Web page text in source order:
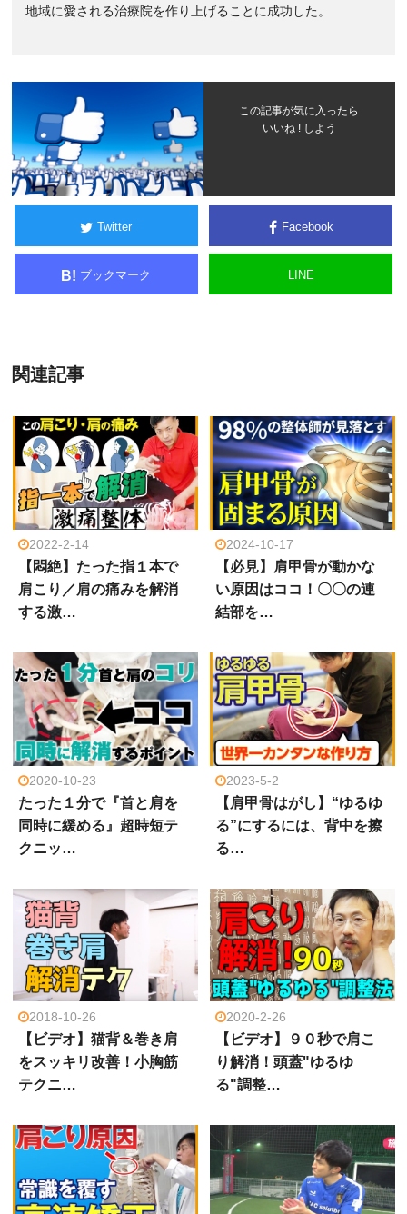
地域に愛される治療院を作り上げることに成功した。
この記事が気に入ったら
いいね ! しよう
Twitter Facebook
B! ブックマーク LINE
関連記事
2022-2-14
【悶絶】たった指１本で
肩こり／肩の痛みを解消
する激…
2024-10-17
【必見】肩甲骨が動かな
い原因はココ！〇〇の連
結部を…
2020-10-23
たった１分で『首と肩を
同時に緩める』超時短テ
クニッ…
2023-5-2
【肩甲骨はがし】“ゆるゆ
る”にするには、背中を擦
る…
2018-10-26
【ビデオ】猫背＆巻き肩
をスッキリ改善！小胸筋
テクニ…
2020-2-26
【ビデオ】９０秒で肩こ
り解消！頭蓋"ゆるゆ
る"調整…